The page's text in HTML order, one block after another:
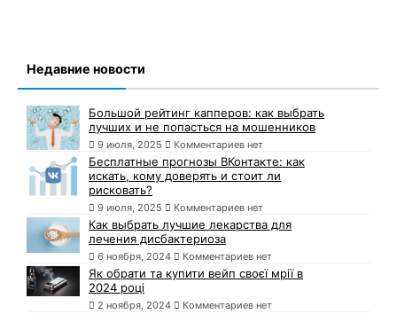
Недавние новости
Большой рейтинг капперов: как выбрать
лучших и не попасться на мошенников
9 июля, 2025 Комментариев нет
Бесплатные прогнозы ВКонтакте: как
искать, кому доверять и стоит ли
рисковать?
9 июля, 2025 Комментариев нет
Как выбрать лучшие лекарства для
лечения дисбактериоза
6 ноября, 2024 Комментариев нет
Як обрати та купити вейп своєї мрії в
2024 році
2 ноября, 2024 Комментариев нет